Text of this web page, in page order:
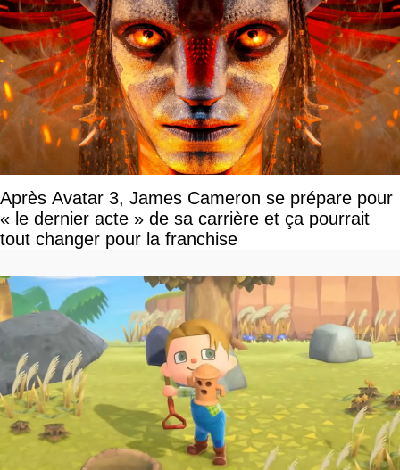
Après Avatar 3, James Cameron se prépare pour
« le dernier acte » de sa carrière et ça pourrait
tout changer pour la franchise